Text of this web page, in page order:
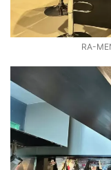
RA-